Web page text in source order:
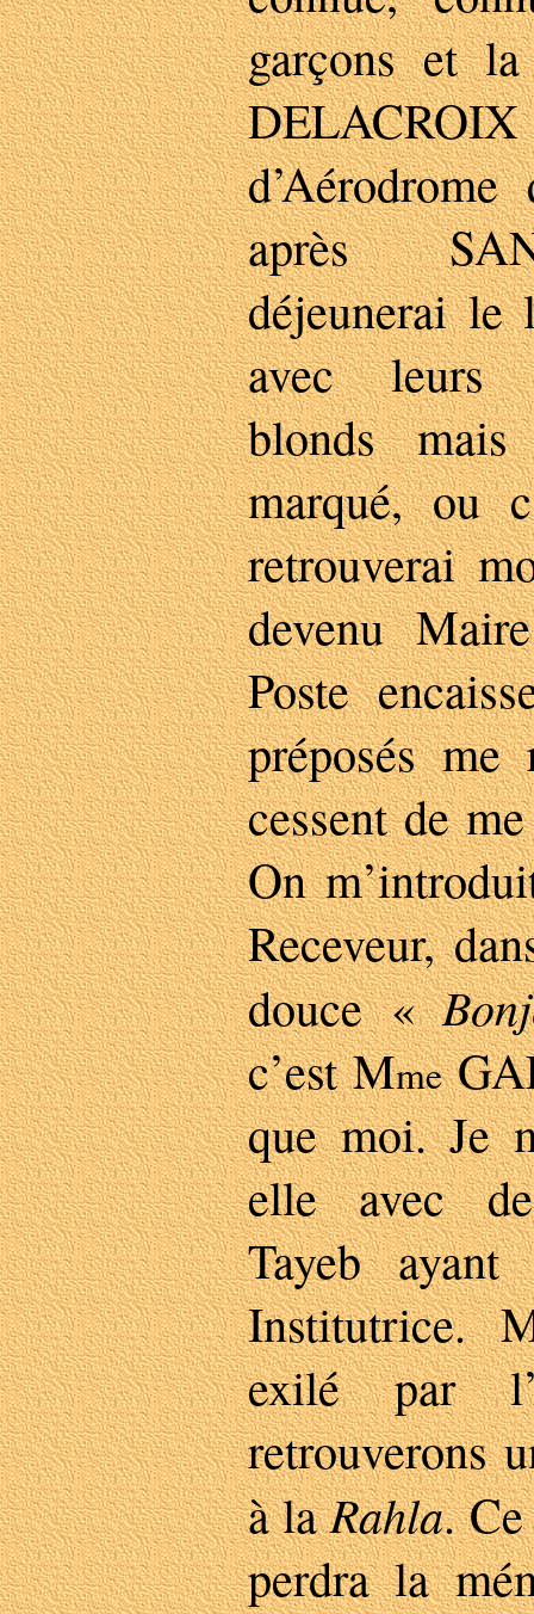
garçons et
après
déjeunerai le
avec leurs
blonds
marqué, ou
retrouverai
devenu
Poste
préposés me
cessent de
On
Receveur,
douce «
c’est Mme
que moi. Je
elle avec
Tayeb
Institutrice.
exilé par
retrouverons
à laRahla.
perdra la